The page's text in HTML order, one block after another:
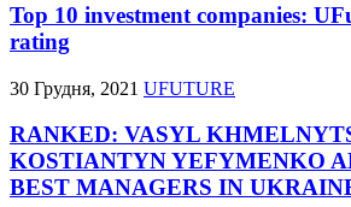
Top 10 investment companies:
rating
30 Грудня, 2021 UFUTURE
RANKED: VASYL
KOSTIANTYN YEFYMENKO
BEST MANAGERS IN